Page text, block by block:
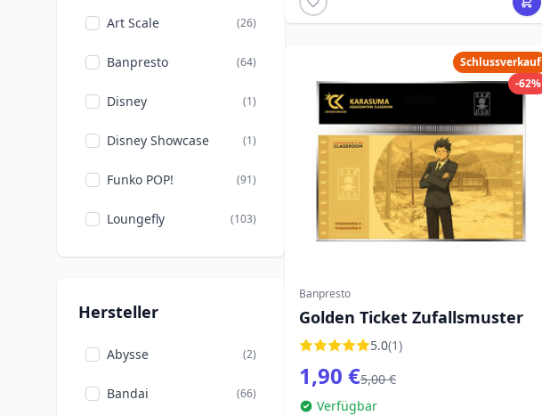
Schreibwaren (2)
Teekannen (1)
Art Scale (26)
Banpresto (64)
Disney (1)
Disney Showcase (1)
Funko POP! (91)
Loungefly (103)
Mini Egg Attack (4)
Hersteller
Abysse (2)
Bandai (66)
Schlussverkauf
-62%
Banpresto
Golden Ticket Zufallsmuster
5.0(1)
1,90 €5,00 €
Verfügbar